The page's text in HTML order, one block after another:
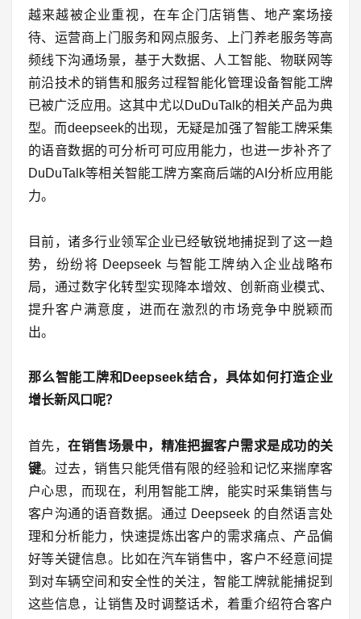
越来越被企业重视，在车企门店销售、地产案场接
待、运营商上门服务和网点服务、上门养老服务等高
频线下沟通场景，基于大数据、人工智能、物联网等
前沿技术的销售和服务过程智能化管理设备智能工牌
已被广泛应用。这其中尤以DuDuTalk的相关产品为典
型。而deepseek的出现，无疑是加强了智能工牌采集
的语音数据的可分析可可应用能力，也进一步补齐了
DuDuTalk等相关智能工牌方案商后端的AI分析应用能
力。
目前，诸多行业领军企业已经敏锐地捕捉到了这一趋
势，纷纷将 Deepseek 与智能工牌纳入企业战略布
局，通过数字化转型实现降本增效、创新商业模式、
提升客户满意度，进而在激烈的市场竞争中脱颖而
出。
那么智能工牌和Deepseek结合，具体如何打造企业
增长新风口呢？
首先，在销售场景中，精准把握客户需求是成功的关
键。过去，销售只能凭借有限的经验和记忆来揣摩客
户心思，而现在，利用智能工牌，能实时采集销售与
客户沟通的语音数据。通过 Deepseek 的自然语言处
理和分析能力，快速提炼出客户的需求痛点、产品偏
好等关键信息。比如在汽车销售中，客户不经意间提
到对车辆空间和安全性的关注，智能工牌就能捕捉到
这些信息，让销售及时调整话术，着重介绍符合客户